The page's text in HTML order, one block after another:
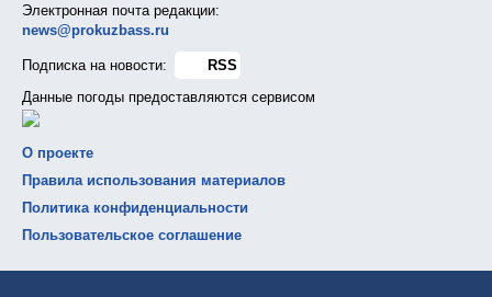
Электронная почта редакции:
news@prokuzbass.ru
Подписка на новости:
RSS
Данные погоды предоставляются сервисом
О проекте
Правила использования материалов
Политика конфиденциальности
Пользовательское соглашение